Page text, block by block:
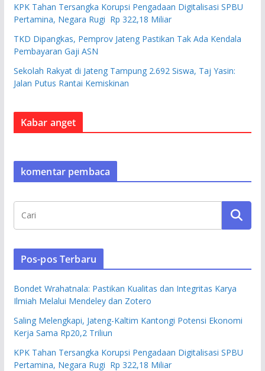
KPK Tahan Tersangka Korupsi Pengadaan Digitalisasi SPBU
Pertamina, Negara Rugi Rp 322,18 Miliar
TKD Dipangkas, Pemprov Jateng Pastikan Tak Ada Kendala
Pembayaran Gaji ASN
Sekolah Rakyat di Jateng Tampung 2.692 Siswa, Taj Yasin:
Jalan Putus Rantai Kemiskinan
Kabar anget
komentar pembaca
Pos-pos Terbaru
Bondet Wrahatnala: Pastikan Kualitas dan Integritas Karya
Ilmiah Melalui Mendeley dan Zotero
Saling Melengkapi, Jateng-Kaltim Kantongi Potensi Ekonomi
Kerja Sama Rp20,2 Triliun
KPK Tahan Tersangka Korupsi Pengadaan Digitalisasi SPBU
Pertamina, Negara Rugi Rp 322,18 Miliar